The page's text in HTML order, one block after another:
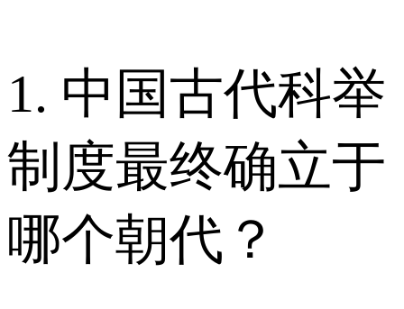
1. 中国古代科举
制度最终确立于
哪个朝代？